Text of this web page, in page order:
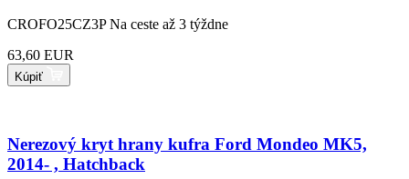
CROFO25CZ3P Na ceste až 3 týždne
63,60 EUR
Kúpiť
Nerezový kryt hrany kufra Ford Mondeo MK5,
2014- , Hatchback